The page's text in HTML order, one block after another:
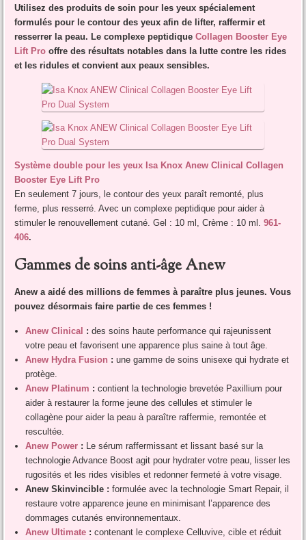
Utilisez des produits de soin pour les yeux spécialement
formulés pour le contour des yeux afin de lifter, raffermir et
resserrer la peau. Le complexe peptidiqueCollagen Booster Eye
Lift Pro offre des résultats notables dans la lutte contre les rides
et les ridules et convient aux peaux sensibles.
Système double pour les yeux Isa Knox Anew Clinical Collagen
Booster Eye Lift Pro
En seulement 7 jours, le contour des yeux paraît remonté, plus
ferme, plus resserré. Avec un complexe peptidique pour aider à
stimuler le renouvellement cutané. Gel : 10 ml, Crème : 10 ml.961-
406.
Gammes de soins anti-âge Anew
Anew a aidé des millions de femmes à paraître plus jeunes. Vous
pouvez désormais faire partie de ces femmes !
Anew Clinical : des soins haute performance qui rajeunissent
votre peau et favorisent une apparence plus saine à tout âge.
Anew Hydra Fusion : une gamme de soins unisexe qui hydrate et
protège.
Anew Platinum :contient la technologie brevetée Paxillium pour
aider à restaurer la forme jeune des cellules et stimuler le
collagène pour aider la peau à paraître raffermie, remontée et
rescultée.
Anew Power :
Le sérum raffermissant et lissant basé sur la
technologie Advance Boost agit pour hydrater votre peau, lisser les
rugosités et les rides visibles et redonner fermeté à votre visage.
Anew Skinvincible : formulée avec la technologie Smart Repair, il
restaure votre apparence jeune en minimisant l’apparence des
dommages cutanés environnementaux.
Anew Ultimate :contenant le complexe Celluvive, cible et réduit